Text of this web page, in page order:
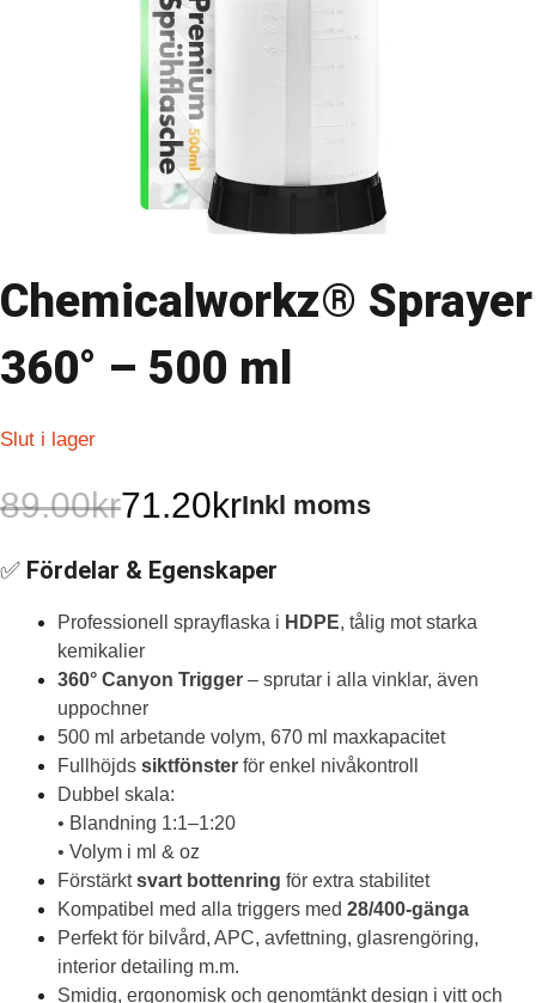
Chemicalworkz® Sprayer
360° – 500 ml
Slut i lager
89.00kr
Det
ursprungliga
priset
var:
89.00kr.
71.20kr
Det
nuvarande
priset
är:
71.20kr.
Inkl moms
✅ Fördelar & Egenskaper
Professionell sprayflaska i HDPE, tålig mot starka
kemikalier
360° Canyon Trigger – sprutar i alla vinklar, även
uppochner
500 ml arbetande volym, 670 ml maxkapacitet
Fullhöjds siktfönster för enkel nivåkontroll
Dubbel skala:
• Blandning 1:1–1:20
• Volym i ml & oz
Förstärktsvart bottenring för extra stabilitet
Kompatibel med alla triggers med 28/400-gänga
Perfekt för bilvård, APC, avfettning, glasrengöring,
interior detailing m.m.
Smidig, ergonomisk och genomtänkt design i vitt och